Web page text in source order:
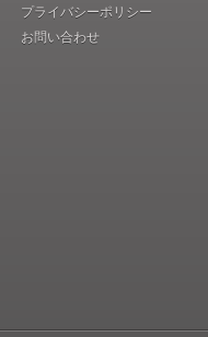
プライバシーポリシー
お問い合わせ